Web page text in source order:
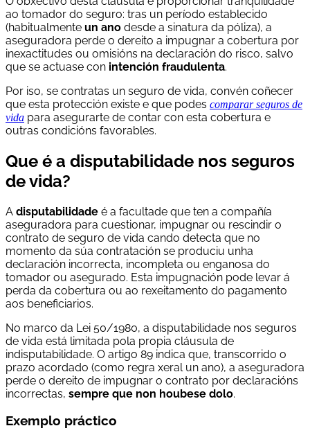
ao tomador do seguro: tras un período establecido
(habitualmente un ano desde a sinatura da póliza), a
aseguradora perde o dereito a impugnar a cobertura por
inexactitudes ou omisións na declaración do risco, salvo
que se actuase con intención fraudulenta.
Por iso, se contratas un seguro de vida, convén coñecer
que esta protección existe e que podes comparar seguros de
vida para asegurarte de contar con esta cobertura e
outras condicións favorables.
Que é a disputabilidade nos seguros
de vida?
A disputabilidade é a facultade que ten a compañía
aseguradora para cuestionar, impugnar ou rescindir o
contrato de seguro de vida cando detecta que no
momento da súa contratación se produciu unha
declaración incorrecta, incompleta ou enganosa do
tomador ou asegurado. Esta impugnación pode levar á
perda da cobertura ou ao rexeitamento do pagamento
aos beneficiarios.
No marco da Lei 50/1980, a disputabilidade nos seguros
de vida está limitada pola propia cláusula de
indisputabilidade. O artigo 89 indica que, transcorrido o
prazo acordado (como regra xeral un ano), a aseguradora
perde o dereito de impugnar o contrato por declaracións
incorrectas, sempre que non houbese dolo.
Exemplo práctico